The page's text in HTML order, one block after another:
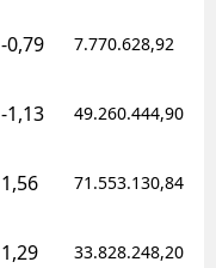
-0,79 7.770.628,92
-1,13 49.260.444,90
1,56 71.553.130,84
1,29 33.828.248,20